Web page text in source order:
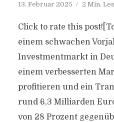
13. Februar 2025 2 Min.
Click to rate this
einem schwachen
Investmentmarkt in
einem verbesserten
profitieren und ein
rund 6,3 Milliarden
von 28 Prozent